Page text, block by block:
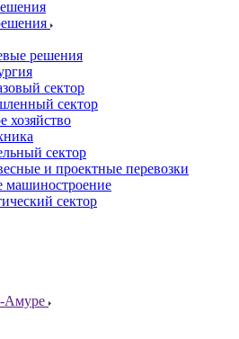
решения
сектор
сектор
хозяйство
сектор
и проектные перевозки
машиностроение
сектор
Амуре